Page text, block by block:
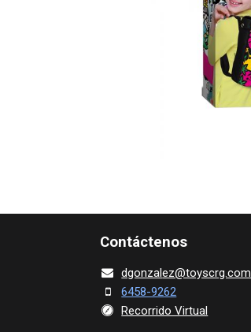
Contácte​nos
dgonza​lez@toy​scrg.c​o​m
6458-9262
Recorrido Virtual